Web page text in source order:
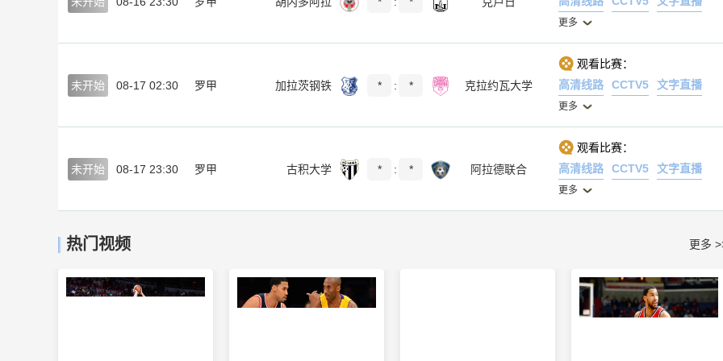
更多
未开始 08-17 02:30 罗甲 加拉茨钢铁 * : * 克拉约瓦大学
观看比赛：
高清线路
CCTV5 文字直播
更多
未开始 08-17 23:30 罗甲 古积大学 * : * 阿拉德联合
观看比赛：
高清线路
CCTV5 文字直播
更多
热门视频 更多